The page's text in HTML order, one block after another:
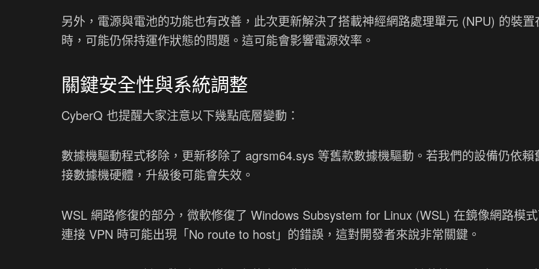
另外，電源與電池的功能也有改善，此次更新解決了搭載神經網路處理單元 (NPU) 的裝置
時，可能仍保持運作狀態的問題。這可能會影響電源效率。
關鍵安全性與系統調整
CyberQ 也提醒大家注意以下幾點底層變動：
數據機驅動程式移除，更新移除了 agrsm64.sys 等舊款數據機驅動。若我們的設備仍依賴
接數據機硬體，升級後可能會失效。
WSL 網路修復的部分，微軟修復了 Windows Subsystem for Linux (WSL) 在鏡像網路模式
連接 VPN 時可能出現「No route to host」的錯誤，這對開發者來說非常關鍵。